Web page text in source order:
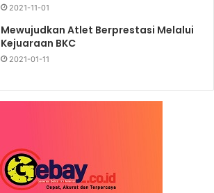
2021-11-01
Mewujudkan Atlet Berprestasi Melalui
Kejuaraan BKC
2021-01-11